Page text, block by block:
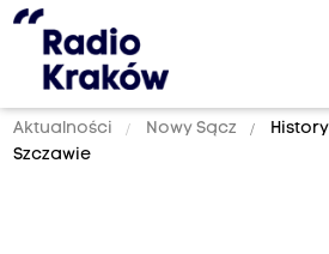
Aktualności Nowy Sącz
Szczawie